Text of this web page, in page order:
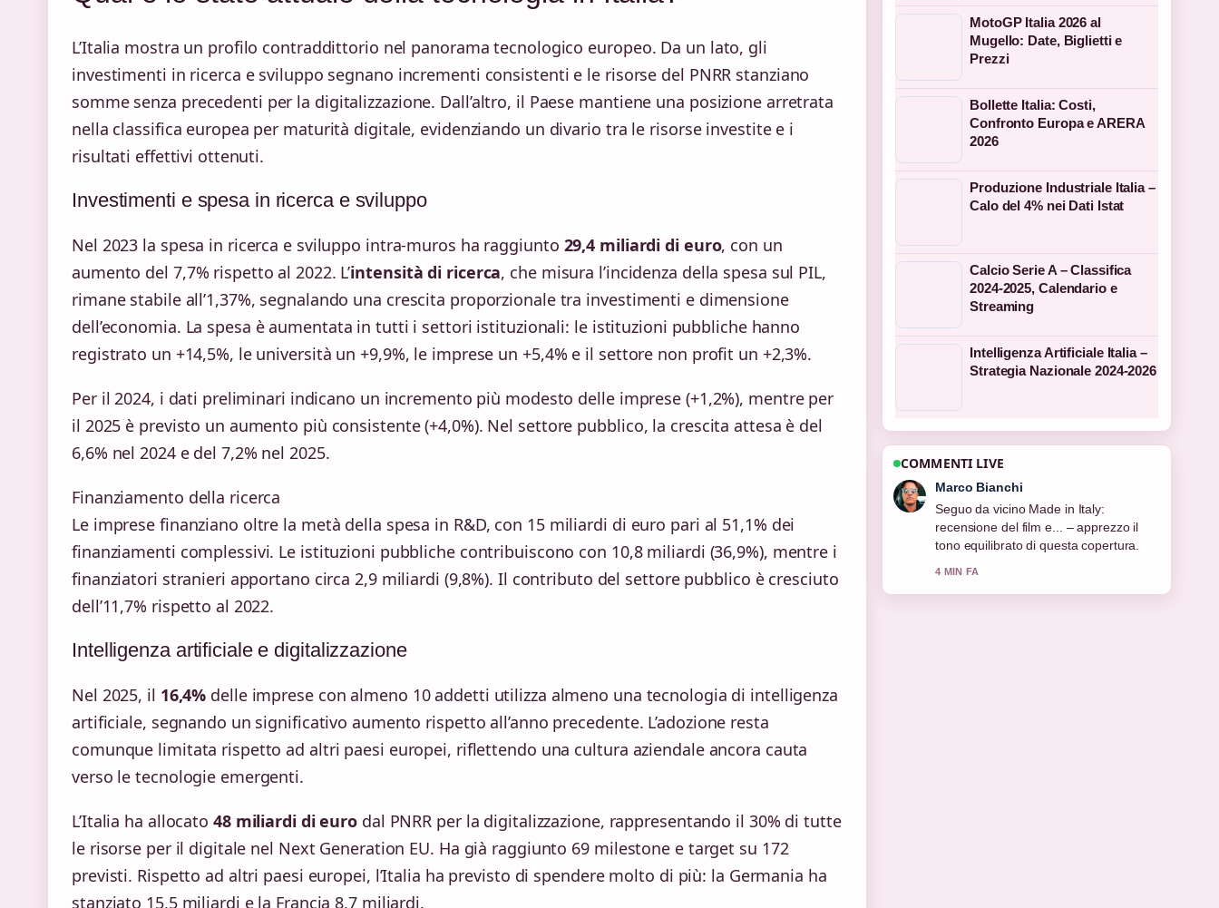
L’Italia mostra un profilo contraddittorio nel panorama tecnologico europeo. Da un lato, gli
investimenti in ricerca e sviluppo segnano incrementi consistenti e le risorse del PNRR stanziano
somme senza precedenti per la digitalizzazione. Dall’altro, il Paese mantiene una posizione arretrata
nella classifica europea per maturità digitale, evidenziando un divario tra le risorse investite e i
risultati effettivi ottenuti.
Investimenti e spesa in ricerca e sviluppo
Nel 2023 la spesa in ricerca e sviluppo intra-muros ha raggiunto 29,4 miliardi di euro, con un
aumento del 7,7% rispetto al 2022. L’intensità di ricerca, che misura l’incidenza della spesa sul PIL,
rimane stabile all’1,37%, segnalando una crescita proporzionale tra investimenti e dimensione
dell’economia. La spesa è aumentata in tutti i settori istituzionali: le istituzioni pubbliche hanno
registrato un +14,5%, le università un +9,9%, le imprese un +5,4% e il settore non profit un +2,3%.
Per il 2024, i dati preliminari indicano un incremento più modesto delle imprese (+1,2%), mentre per
il 2025 è previsto un aumento più consistente (+4,0%). Nel settore pubblico, la crescita attesa è del
6,6% nel 2024 e del 7,2% nel 2025.
Finanziamento della ricerca
Le imprese finanziano oltre la metà della spesa in R&D, con 15 miliardi di euro pari al 51,1% dei
finanziamenti complessivi. Le istituzioni pubbliche contribuiscono con 10,8 miliardi (36,9%), mentre i
finanziatori stranieri apportano circa 2,9 miliardi (9,8%). Il contributo del settore pubblico è cresciuto
dell’11,7% rispetto al 2022.
Intelligenza artificiale e digitalizzazione
Nel 2025, il 16,4% delle imprese con almeno 10 addetti utilizza almeno una tecnologia di intelligenza
artificiale, segnando un significativo aumento rispetto all’anno precedente. L’adozione resta
comunque limitata rispetto ad altri paesi europei, riflettendo una cultura aziendale ancora cauta
verso le tecnologie emergenti.
L’Italia ha allocato 48 miliardi di euro dal PNRR per la digitalizzazione, rappresentando il 30% di tutte
le risorse per il digitale nel Next Generation EU. Ha già raggiunto 69 milestone e target su 172
previsti. Rispetto ad altri paesi europei, l’Italia ha previsto di spendere molto di più: la Germania ha
stanziato 15,5 miliardi e la Francia 8,7 miliardi.
MotoGP Italia 2026 al
Mugello: Date, Biglietti e
Prezzi
Bollette Italia: Costi,
Confronto Europa e ARERA
2026
Produzione Industriale Italia –
Calo del 4% nei Dati Istat
Calcio Serie A – Classifica
2024-2025, Calendario e
Streaming
Intelligenza Artificiale Italia –
Strategia Nazionale 2024-2026
COMMENTI LIVE
Elena Ricci
Contesto utile su Cinema Italiano:
Storia, Oscar, Capolavori e Crisi.... Per
favore continuate ad aggiornare questo